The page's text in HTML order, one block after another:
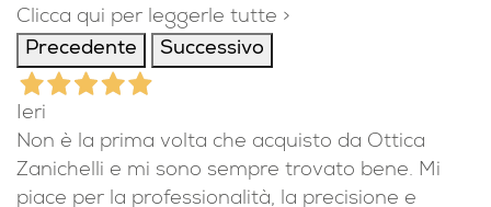
recensioni
Le nostre recensioni a 4 e 5 stelle.
Clicca qui per leggerle tutte >
Precedente
Successivo
Ieri